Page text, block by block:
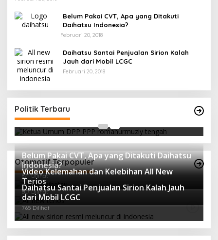
Belum Pakai CVT, Apa yang Ditakuti
Daihatsu Indonesia?
Februari 20, 2018
Daihatsu Santai Penjualan Sirion Kalah
Jauh dari Mobil LCGC
Februari 20, 2018
Politik Terbaru
Strategi PPP Menangkan Duet Ganjar dan Gus
Yasin
Otomotif Terpopuler
Belum Pakai CVT, Apa yang Ditakuti Daihatsu
Indonesia?
871 Dilihat
Video Kelemahan dan Kelebihan All New
Terios
807 Dilihat
Daihatsu Santai Penjualan Sirion Kalah Jauh
dari Mobil LCGC
765 Dilihat